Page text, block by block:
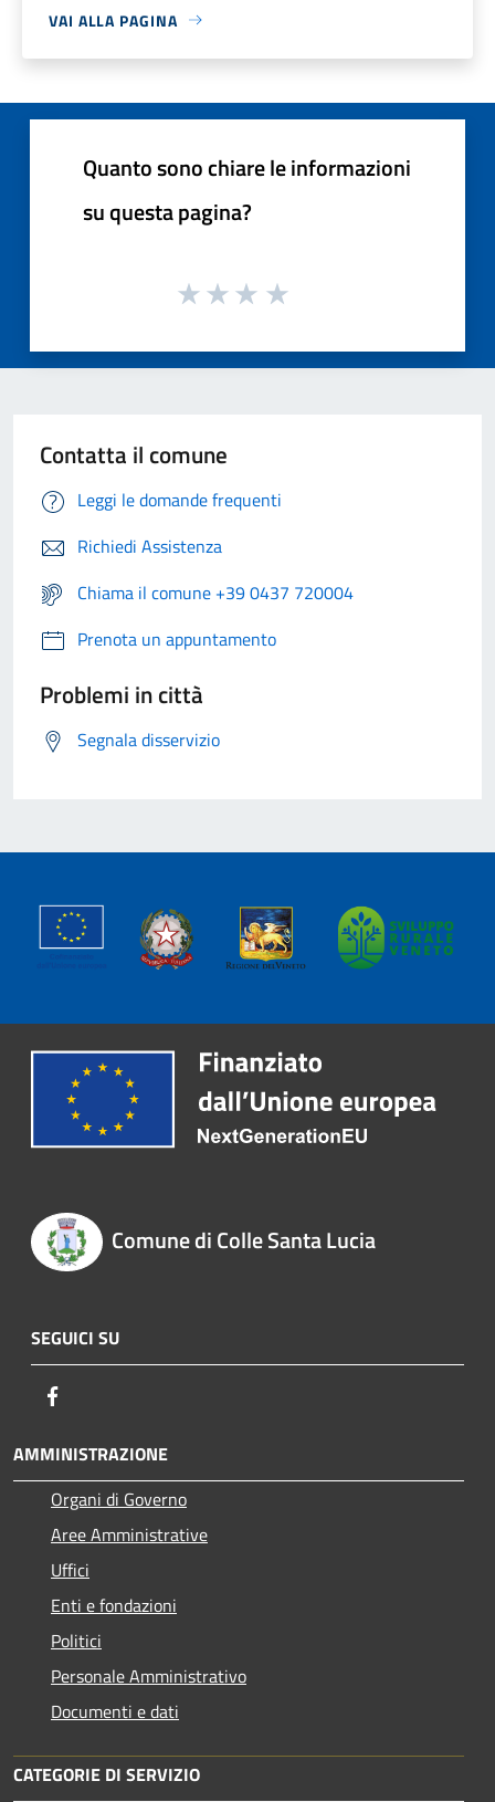
VAI ALLA PAGINA
Quanto sono chiare le informazioni
su questa pagina?
Contatta il comune
Leggi le domande frequenti
Richiedi Assistenza
Chiama il comune +39 0437 720004
Prenota un appuntamento
Problemi in città
Segnala disservizio
Comune di Colle Santa Lucia
SEGUICI SU
AMMINISTRAZIONE
Organi di Governo
Aree Amministrative
Uffici
Enti e fondazioni
Politici
Personale Amministrativo
Documenti e dati
CATEGORIE DI SERVIZIO